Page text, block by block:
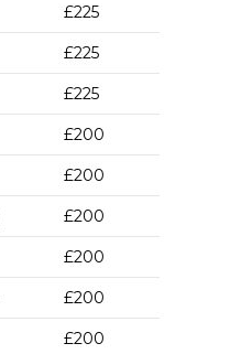
£225
£225
£225
£200
£200
£200
£200
£200
£200